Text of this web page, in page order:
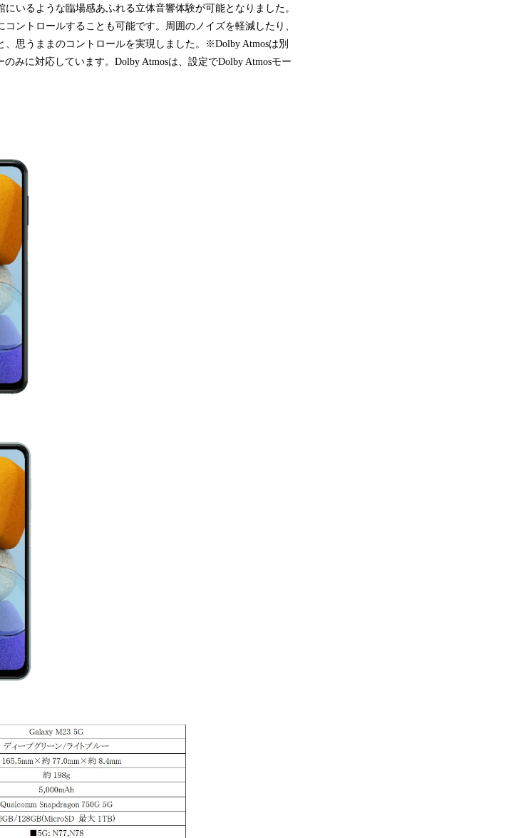
いるような臨場感あふれる立体音響体験が可能となりました。
ントロールすることも可能です。周囲のノイズを軽減したり、
思うままのコントロールを実現しました。※Dolby Atmosは別
みに対応しています。Dolby Atmosは、設定でDolby Atmosモー